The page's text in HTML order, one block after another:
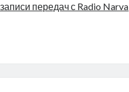
передач с Radio Narva